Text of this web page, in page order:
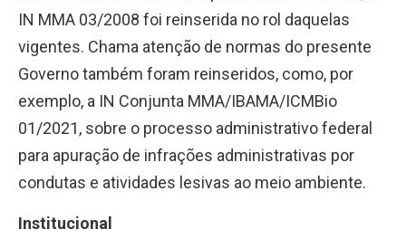
IN MMA 03/2008 foi reinserida no rol daquelas
vigentes. Chama atenção de normas do presente
Governo também foram reinseridos, como, por
exemplo, a IN Conjunta MMA/IBAMA/ICMBio
01/2021, sobre o processo administrativo federal
para apuração de infrações administrativas por
condutas e atividades lesivas ao meio ambiente.
Institucional